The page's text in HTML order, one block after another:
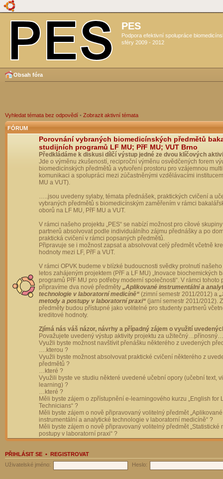
PES
Podpora efektivní spolupráce
sféry 2009 - 2012
Obsah fóra
Vyhledat témata bez odpovědí • Zobrazit aktivní témata
FÓRUM
Porovnání vybraných biomedicínských předmětů
studijních programů LF MU; PřF MU; VUT Brno
Předkládáme k diskusi dílčí výstup jedné ze dvou klíčových
Jde o výměnu zkušeností, reciproční výměnu osvědčených forem
biomedicínských předmětů a vytvoření prostoru pro vzájemnou
komunikaci a spolupráci mezi zúčastněnými vzdělávacími
MU a VUT).
…..jsou uvedeny sylaby, témata přednášek, praktických cvičení a
vybraných předmětů s biomedicínským zaměřením v rámci
oborů na LF MU, PřF MU a VUT.
V rámci našeho projektu „PES“ se nabízí možnost pro cílové
partnerů absolvovat podle individuálního zájmu přednášky a po
praktická cvičení v rámci popsaných předmětů.
Připravuje se i možnost zapsat a absolvovat celý předmět včetně
hodnoty mezi LF, PřF a VUT.
V rámci OPVK budeme v blízké budoucnosti svědky prolnutí
letos zahájeným projektem (PřF a LF MU) „Inovace biochemických
programů PřF MU pro potřeby moderní společnosti“. V rámci tohoto
připravíme dva nové předměty „Aplikované instrumentální a
technologie v laboratorní medicíně“ (zimní semestr 2011/2012) a
metody a postupy v laboratorní praxi“ (jarní semestr 2011/2012).
předměty budou přístupné jako volitelné pro studenty partnerů
kreditové hodnoty.
Zjímá nás váš názor, návrhy a případný zájem o využití
Považujete uvedený výstup aktivity projektu za
Využli byste možnost navštívit přenášku některého z uvedených
….kterou ?
Využli byste možnost absolvovat praktické cvičení některého z
předmětů ?
…které ?
Využili byste ve studiu některé uvedené učební opory (učební text,
learning) ?
…které ?
Měli byste zájem o zpřístupnění e-learningového kurzu „English for
Technicians“ ?
Měli byste zájem o nově připravovaný volitelný předmět „Aplikované
instrumentální a analytické technologie v laboratorní medicíně“ ?
Měli byste zájem o nově připravovaný volitelný předmět „Statistické
postupy v laboratorní praxi“ ?
PŘIHLÁSIT SE • REGISTROVAT
Uživatelské jméno:
Heslo: